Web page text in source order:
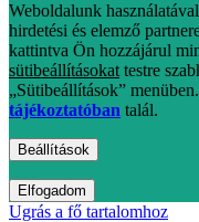
Weboldalunk
hirdetési és elemző
kattintva Ön hozzájárul
sütibeállításokat testre
„Sütibeállítások”
tájékoztatóban talál.
Beállítások
Elfogadom
Ugrás a fő tartalomhoz